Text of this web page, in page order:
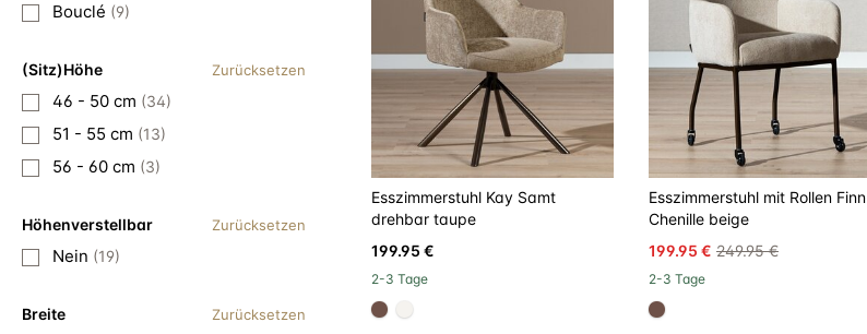
Bouclé (9)
(Sitz)Höhe Zurücksetzen
46 - 50 cm (34)
51 - 55 cm (13)
56 - 60 cm (3)
Höhenverstellbar Zurücksetzen
Nein (19)
Breite Zurücksetzen
Esszimmerstuhl Kay Samt
drehbar taupe
199.95 €
2-3 Tage
#6e5148
#f5f3ef
Esszimmerstuhl mit Rollen Finn
Chenille beige
199.95 € 249.95 €
2-3 Tage
#6e5148